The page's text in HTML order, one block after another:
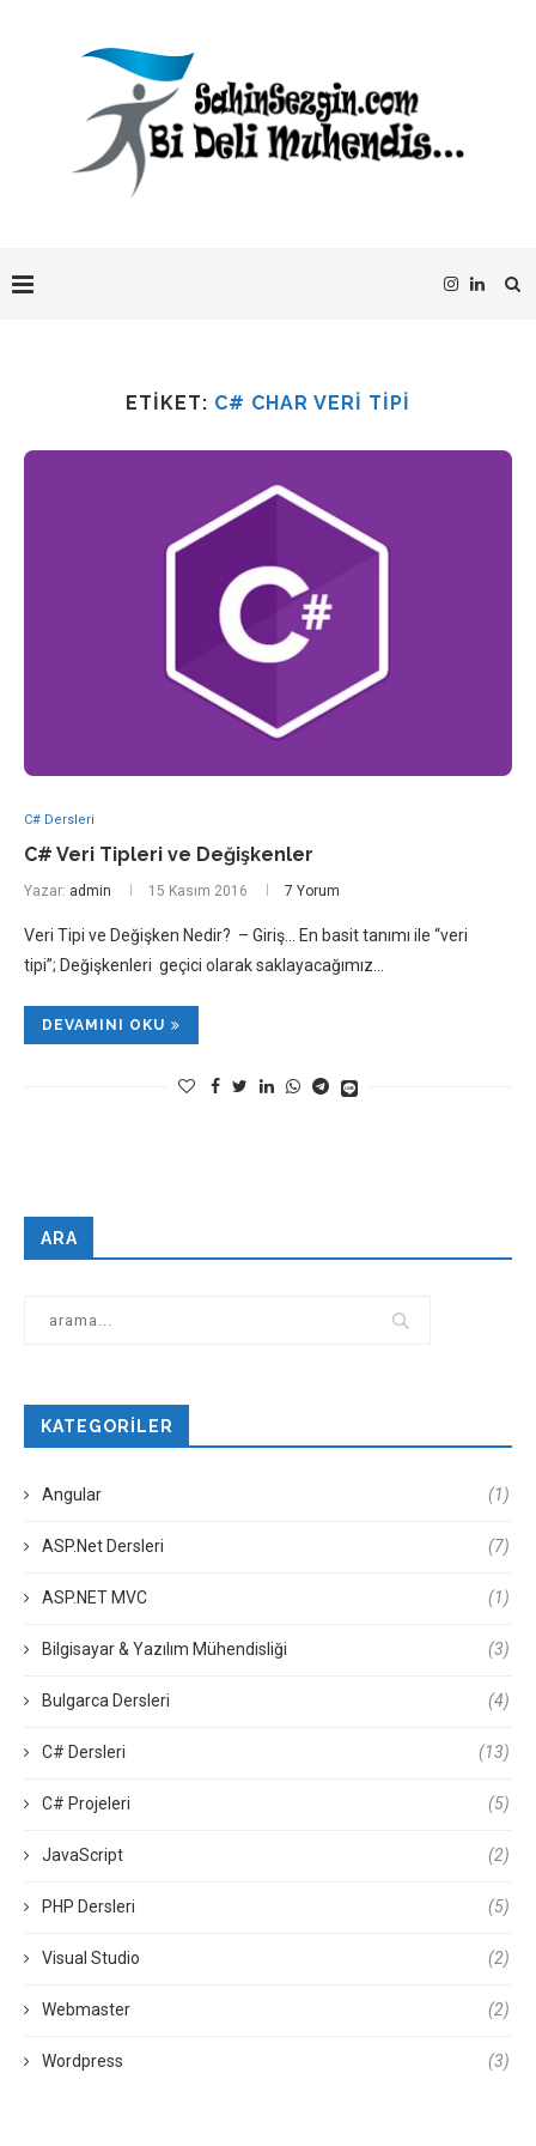
ETIKET: C# CHAR VERI TIPI
C# Dersleri
C# Veri Tipleri ve Değişkenler
Yazar: admin 15 Kasım 2016 7 Yorum
Veri Tipi ve Değişken Nedir? – Giriş… En basit tanımı ile “veri
tipi”; Değişkenleri geçici olarak saklayacağımız…
DEVAMINI OKU
ARA
KATEGORILER
Angular (1)
ASP.Net Dersleri (7)
ASP.NET MVC (1)
Bilgisayar & Yazılım Mühendisliği (3)
Bulgarca Dersleri (4)
C# Dersleri (13)
C# Projeleri (5)
JavaScript (2)
PHP Dersleri (5)
Visual Studio (2)
Webmaster (2)
Wordpress (3)